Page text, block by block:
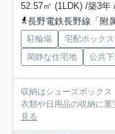
52.57㎡ (1LDK) /築3年
長野電鉄長野線「附
駐輪場 宅配ボックス
閑静な住宅地
公共
収納はシューズボックス
衣類や日用品の収納に
見る